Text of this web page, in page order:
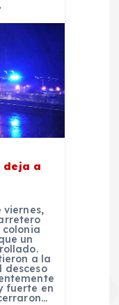
deja a
viernes,
un
a la
desceso
fuerte en